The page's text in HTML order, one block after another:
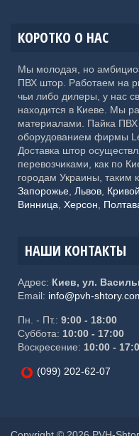
КОРОТКО О НАС
Мы молодая, но
ПВХ штор. Работаем на
чьи либо дилеры, у нас
находится в Киеве. Мы
материалами. Пайка ПВХ
оборудованием фирмы
Доставка штор
перевозчиками, как по
городам Украины, таким
Запорожье Львов
Винница Херсон
Кременчуг, Луцк, Белая
Ужгород, Славянск,
НАШИ КОНТАКТЫ
Адрес: Киев, ул.
Email: info@pvh-
Пн. - Пт.: 9:00 - 18:00
Суббота: 10:00 - 17:00
Воскресение: 10:00 -
(099) 202-62-07